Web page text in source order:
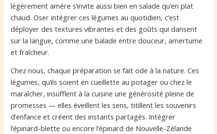
légèrement amère s’invite aussi bien en salade qu’en plat
chaud. Oser intégrer ces légumes au quotidien, c’est
déployer des textures vibrantes et des goûts qui dansent
sur la langue, comme une balade entre douceur, amertume
et fraîcheur.
Chez nous, chaque préparation se fait ode à la nature. Ces
légumes, qu’ils soient en cueillette au potager ou chez le
maraîcher, insufflent à la cuisine une générosité pleine de
promesses — elles éveillent les sens, titillent les souvenirs
d’enfance et créent des instants partagés. Intégrer
l’épinard-blette ou encore l’épinard de Nouvelle-Zélande